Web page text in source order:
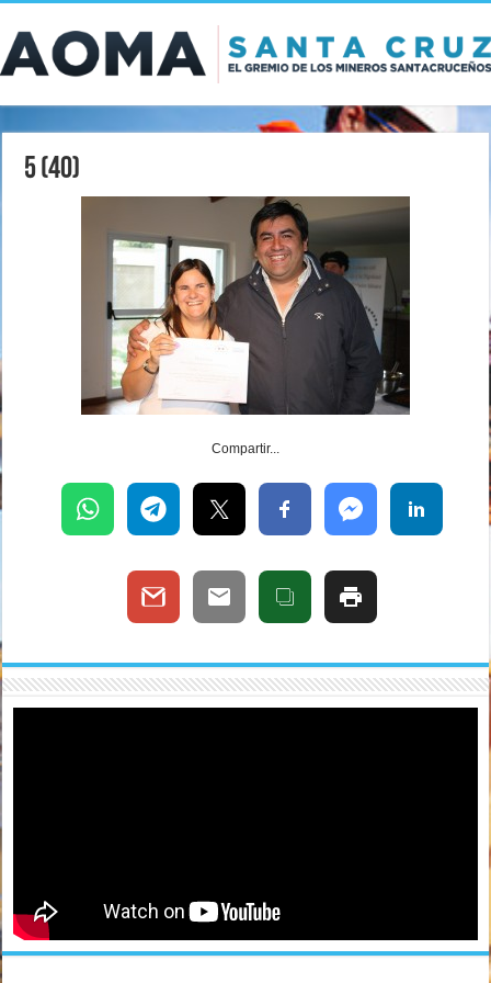
5 (40)
Compartir...